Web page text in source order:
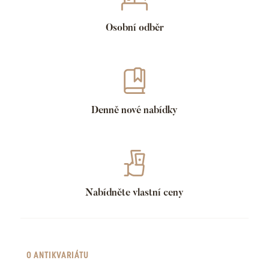
Osobní odběr
Denně nové nabídky
Nabídněte vlastní ceny
O ANTIKVARIÁTU